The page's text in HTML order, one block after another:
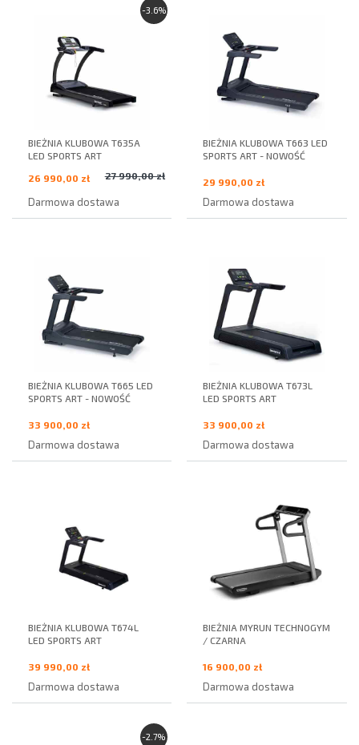
-3.6%
BIEŻNIA KLUBOWA T635A
LED SPORTS ART
27 990,00 zł
26 990,00 zł
Darmowa dostawa
BIEŻNIA KLUBOWA T663 LED
SPORTS ART - NOWOŚĆ
29 990,00 zł
Darmowa dostawa
BIEŻNIA KLUBOWA T665 LED
SPORTS ART - NOWOŚĆ
33 900,00 zł
Darmowa dostawa
BIEŻNIA KLUBOWA T673L
LED SPORTS ART
33 900,00 zł
Darmowa dostawa
BIEŻNIA KLUBOWA T674L
LED SPORTS ART
39 990,00 zł
Darmowa dostawa
BIEŻNIA MYRUN TECHNOGYM
/ CZARNA
16 900,00 zł
Darmowa dostawa
-2.7%